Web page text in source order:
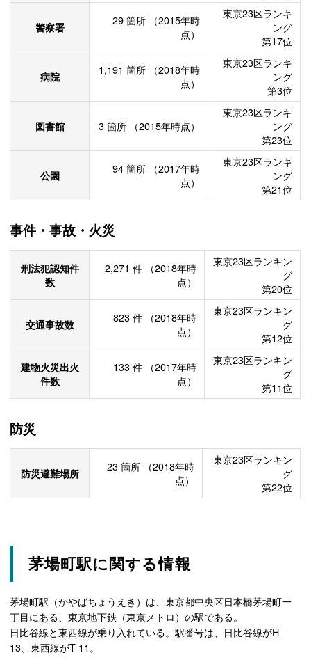
警察署 29 箇所
（2015年時
点）
東京23区ランキ
ング
第17位
病院 1,191 箇所
（2018年時
点）
東京23区ランキ
ング
第3位
図書館 3 箇所 （2015年時点）
東京23区ランキ
ング
第23位
公園 94 箇所
（2017年時
点）
東京23区ランキ
ング
第21位
事件・事故・火災
刑法犯認知件
数
2,271 件
（2018年時
点）
東京23区ランキン
グ
第20位
交通事故数 823 件
（2018年時
点）
東京23区ランキン
グ
第12位
建物火災出火
件数
133 件
（2017年時
点）
東京23区ランキン
グ
第11位
防災
防災避難場所 23 箇所
（2018年時
点）
東京23区ランキン
グ
第22位
茅場町駅に関する情報
茅場町駅（かやばちょうえき）は、東京都中央区日本橋茅場町一
丁目にある、東京地下鉄（東京メトロ）の駅である。
日比谷線と東西線が乗り入れている。駅番号は、日比谷線がH
13、東西線がT 11。